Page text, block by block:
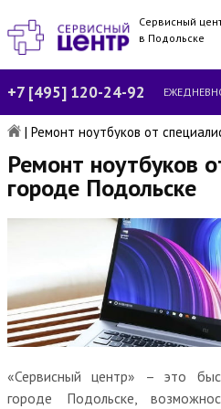
Сервисный
в Подольске
+7 [495] 120-24-92
| Ремонт ноутбуков от
Ремонт ноутбуков
городе Подольске
«Сервисный центр» – это
городе Подольске,